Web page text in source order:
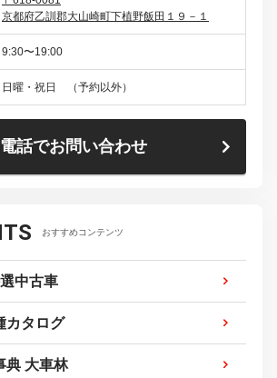
京都府乙訓郡大山崎町下植野飯田１９－１
9:30〜19:00
日曜・祝日 （予約以外）
電話でお問い合わせ
おすすめコンテンツ
中古車
カタログ
典 大車林